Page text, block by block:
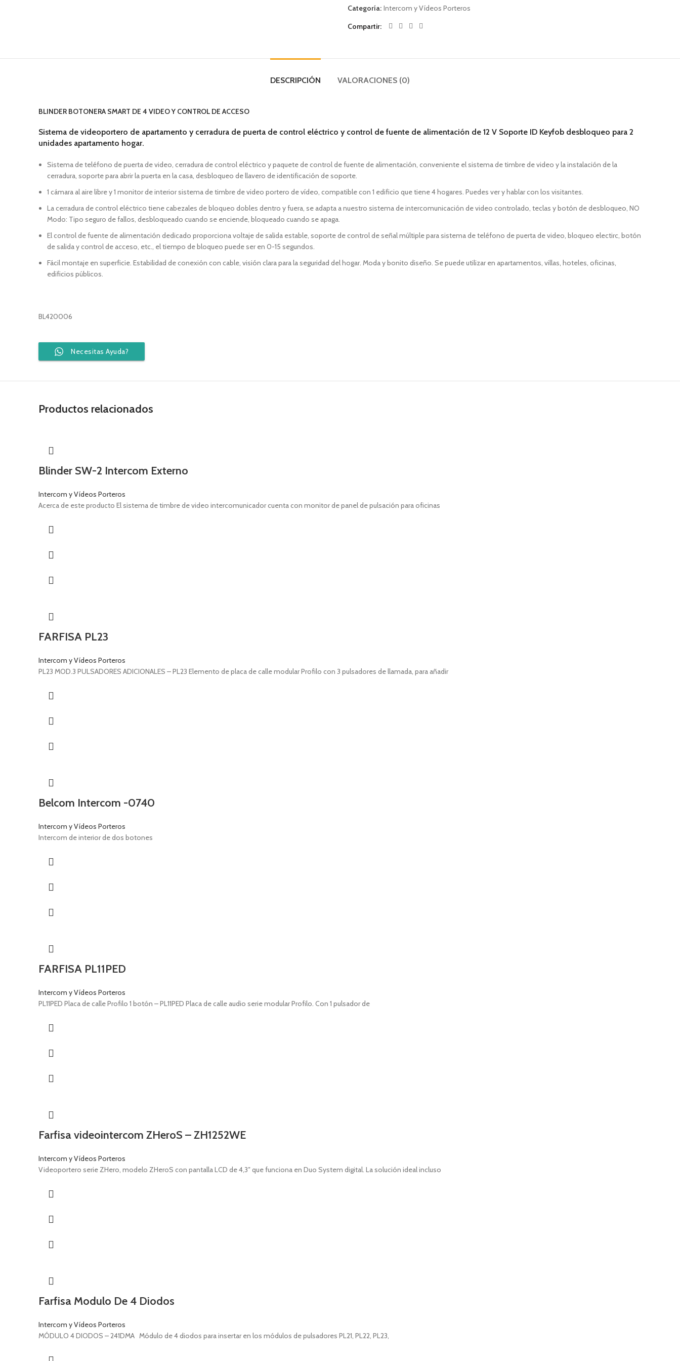
Categoría: Intercom y Vídeos Porteros
Compartir
DESCRIPCIÓN VALORACIONES (0)
BLINDER BOTONERA SMART DE 4 VIDEO Y CONTROL DE ACCESO
Sistema de videoportero de apartamento y cerradura de puerta de control eléctrico y control de fuente de alimentación de 12 V Soporte ID Keyfob desbloqueo para 2
unidades apartamento hogar.
Sistema de teléfono de puerta de video, cerradura de control eléctrico y paquete de control de fuente de alimentación, conveniente el sistema de timbre de video y la instalación de la
cerradura, soporte para abrir la puerta en la casa, desbloqueo de llavero de identificación de soporte.
1 cámara al aire libre y 1 monitor de interior sistema de timbre de video portero de vídeo, compatible con 1 edificio que tiene 4 hogares. Puedes ver y hablar con los visitantes.
La cerradura de control eléctrico tiene cabezales de bloqueo dobles dentro y fuera, se adapta a nuestro sistema de intercomunicación de video controlado, teclas y botón de desbloqueo, NO
Modo: Tipo seguro de fallos, desbloqueado cuando se enciende, bloqueado cuando se apaga.
El control de fuente de alimentación dedicado proporciona voltaje de salida estable, soporte de control de señal múltiple para sistema de teléfono de puerta de video, bloqueo electirc, botón
de salida y control de acceso, etc., el tiempo de bloqueo puede ser en 0-15 segundos.
Fácil montaje en superficie. Estabilidad de conexión con cable, visión clara para la seguridad del hogar. Moda y bonito diseño. Se puede utilizar en apartamentos, villas, hoteles, oficinas,
edificios públicos.
BL420006
Necesitas Ayuda?
Productos relacionados
Blinder SW-2 Intercom Externo
Intercom y Vídeos Porteros
Acerca de este producto El sistema de timbre de video intercomunicador cuenta con monitor de panel de pulsación para oficinas
FARFISA PL23
Intercom y Vídeos Porteros
PL23 MOD.3 PULSADORES ADICIONALES – PL23 Elemento de placa de calle modular Profilo con 3 pulsadores de llamada, para añadir
Belcom Intercom -0740
Intercom y Vídeos Porteros
Intercom de interior de dos botones
FARFISA PL11PED
Intercom y Vídeos Porteros
PL11PED Placa de calle Profilo 1 botón – PL11PED Placa de calle audio serie modular Profilo. Con 1 pulsador de
Farfisa videointercom ZHeroS – ZH1252WE
Intercom y Vídeos Porteros
Videoportero serie ZHero, modelo ZHeroS con pantalla LCD de 4,3″ que funciona en Duo System digital. La solución ideal incluso
Farfisa Modulo De 4 Diodos
Intercom y Vídeos Porteros
MÓDULO 4 DIODOS – 241DMA Módulo de 4 diodos para insertar en los módulos de pulsadores PL21, PL22, PL23,